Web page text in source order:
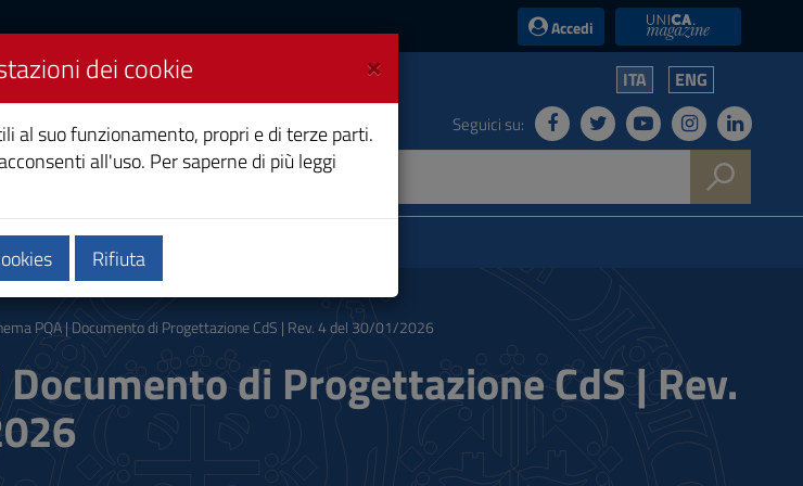
Accedi UniCA News
ITA ENG
Seguici su:
e territorio
PQA | Documento di Progettazione CdS | Rev. 4 del 30/01/2026
Documento di Progettazione CdS | Rev.
×
dei cookie
al suo funzionamento, propri e di terze parti.
all'uso. Per saperne di più leggi
Rifiuta